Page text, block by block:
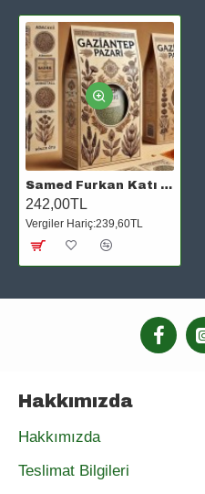
Samed Furkan Katı Hindistan Cevizi Yağı 150 Ml
242,00TL
Vergiler Hariç:239,60TL
Hakkımızda
Hakkımızda
Teslimat Bilgileri